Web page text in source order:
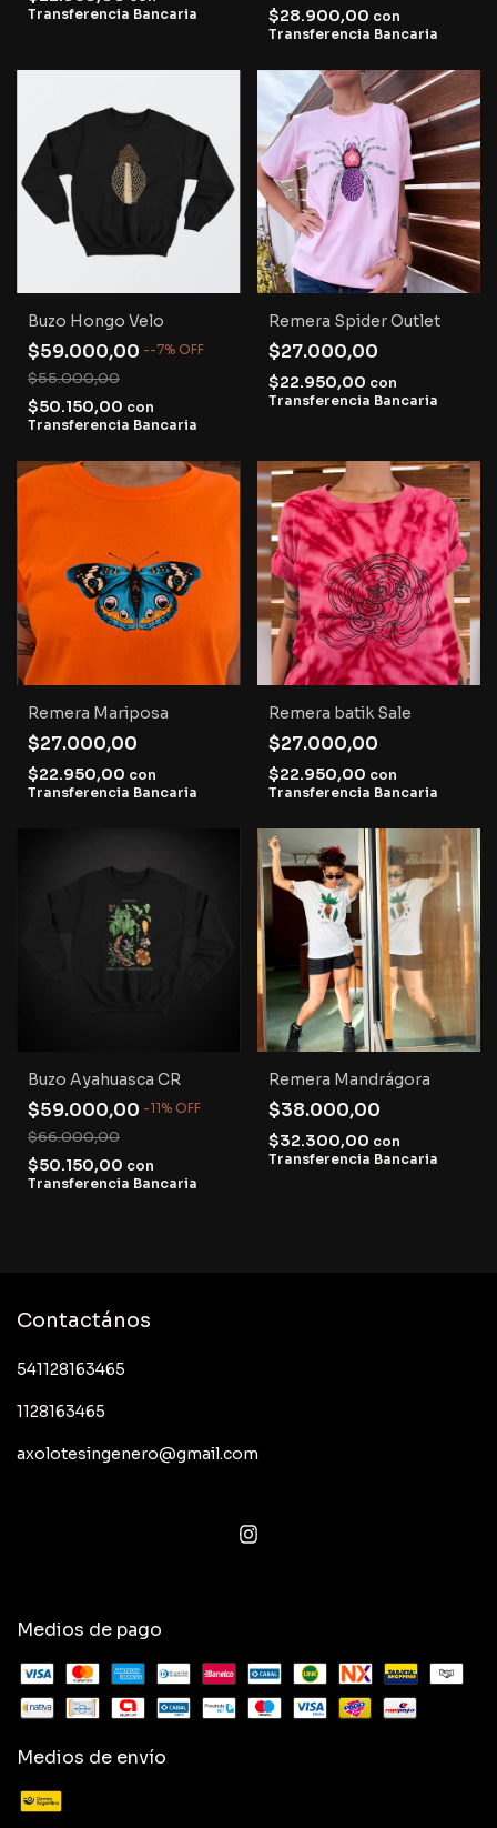
Transferencia Bancaria
$28.900,00 con
Transferencia Bancaria
Buzo Hongo Velo
$59.000,00 --7% OFF
$55.000,00
$50.150,00 con
Transferencia Bancaria
Remera Spider Outlet
$27.000,00
$22.950,00 con
Transferencia Bancaria
Remera Mariposa
$27.000,00
$22.950,00 con
Transferencia Bancaria
Remera batik Sale
$27.000,00
$22.950,00 con
Transferencia Bancaria
Buzo Ayahuasca CR
$59.000,00 -11% OFF
$66.000,00
$50.150,00 con
Transferencia Bancaria
Remera Mandrágora
$38.000,00
$32.300,00 con
Transferencia Bancaria
Contactános
541128163465
1128163465
axolotesingenero@gmail.com
Medios de pago
Medios de envío